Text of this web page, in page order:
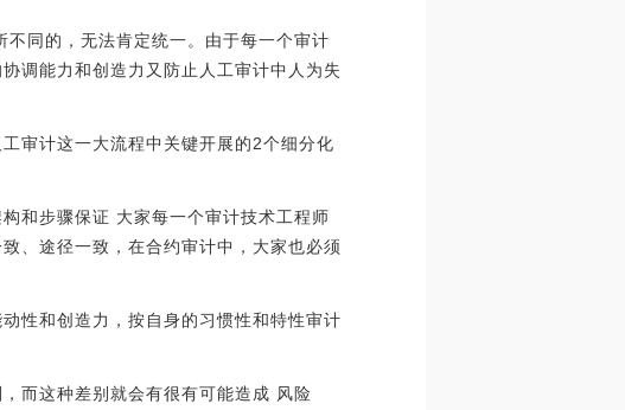
同的，无法肯定统一。由于每一个审计
调能力和创造力又防止人工审计中人为失
审计这一大流程中关键开展的2个细分化
和步骤保证 大家每一个审计技术工程师
、途径一致，在合约审计中，大家也必须
性和创造力，按自身的习惯性和特性审计
而这种差别就会有很有可能造成 风险